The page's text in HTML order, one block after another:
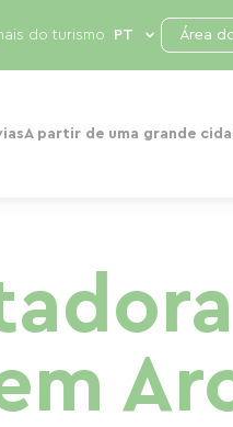
A partir de uma grande
do turismo Área